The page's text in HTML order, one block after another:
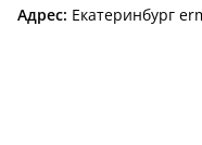
Адрес: Екатеринбург